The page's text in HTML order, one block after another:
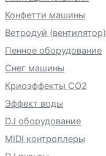
Конфетти машины
Ветродуй (вентилятор)
Пенное оборудование
Снег машины
Криоэффекты CO2
Эффект воды
DJ оборудование
MIDI контроллеры